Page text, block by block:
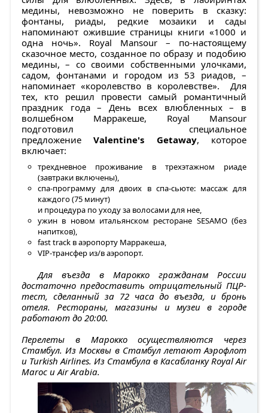
медины, невозможно не поверить в сказку:
фонтаны, риады, редкие мозаики и сады
напоминают ожившие страницы книги «1000 и
одна ночь». Royal Mansour – по-настоящему
сказочное место, созданное по образу и подобию
медины, – со своими собственными улочками,
cадом, фонтанами и городом из 53 риадов, –
напоминает «королевство в королевстве». Для
тех, кто решил провести самый романтичный
праздник года – День всех влюбленных – в
волшебном Марракеше, Royal Mansour
подготовил специальное
предложениеValentine's Getaway, которое
включает:
трехдневное проживание в трехэтажном риаде
(завтраки включены),
спа-программу для двоих в спа-сьюте: массаж для
каждого (75 минут)
и процедура по уходу за волосами для нее,
ужин в новом итальянском ресторане SESAMO (без
напитков),
fast track в аэропорту Марракеша,
VIP-трансфер из/в аэропорт.
Для въезда в Марокко гражданам России
достаточно предоставить отрицательный ПЦР-
тест, сделанный за 72 часа до въезда, и бронь
отеля. Рестораны, магазины и музеи в городе
работают до 20:00.
Перелеты в Марокко осуществляются через
Стамбул. Из Москвы в Стамбул летают Аэрофлот
и Turkish Airlines. Из Стамбула в Касабланку Royal Air
Maroc и Air Arabia.